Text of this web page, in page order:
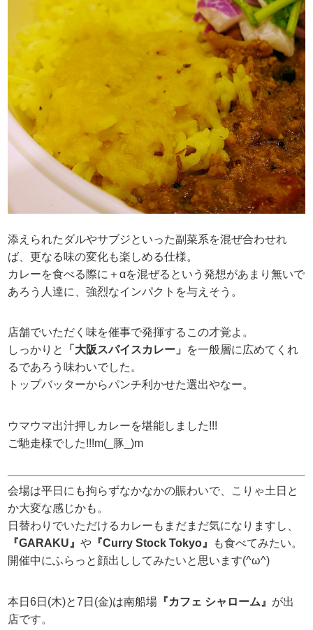
添えられたダルやサブジといった副菜系を混ぜ合わせれ
ば、更なる味の変化も楽しめる仕様。
カレーを食べる際に＋αを混ぜるという発想があまり無いで
あろう人達に、強烈なインパクトを与えそう。
店舗でいただく味を催事で発揮するこの才覚よ。
しっかりと
「大阪スパイスカレー」
を一般層に広めてくれ
るであろう味わいでした。
トップバッターからパンチ利かせた選出やなー。
ウマウマ出汁押しカレーを堪能しました!!!
ご馳走様でした!!!m(_豚_)m
会場は平日にも拘らずなかなかの賑わいで、こりゃ土日と
か大変な感じかも。
日替わりでいただけるカレーもまだまだ気になりますし、
『GARAKU』や 『Curry Stock Tokyo』
も食べてみたい。
開催中にふらっと顔出ししてみたいと思います(^ω^)
本日6日(木)と7日(金)は南船場 『カフェ シャローム』 が出
店です。